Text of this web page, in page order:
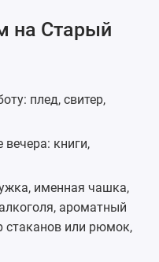
на Старый
плед, свитер,
книги,
, именная чашка,
ароматный
стаканов или рюмок,